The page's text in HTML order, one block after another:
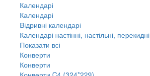
Календарі
Календарі
Відривні календарі
Календарі настінні, настільні, перекидні
Показати всі
Конверти
Конверти